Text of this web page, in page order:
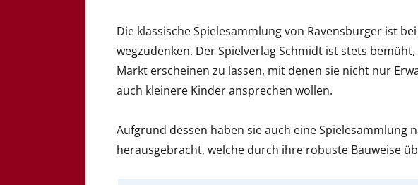
Die klassische Spielesammlung von Ravensburger ist
wegzudenken. Der Spielverlag Schmidt ist stets
Markt erscheinen zu lassen, mit denen sie nicht nur
auch kleinere Kinder ansprechen wollen.
Aufgrund dessen haben sie auch eine Spielesammlung
herausgebracht, welche durch ihre robuste Bauweise